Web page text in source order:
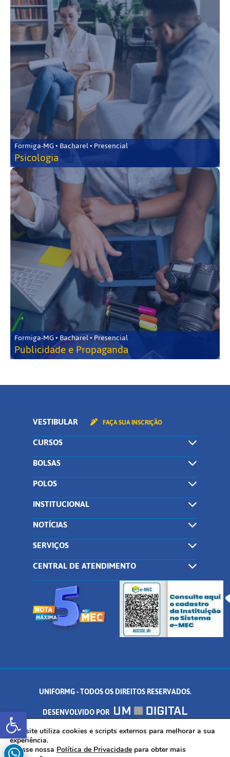
Abrir a barra de ferramentas
Formiga-MG • Bacharel • Presencial
Psicologia
Formiga-MG • Bacharel • Presencial
Publicidade e Propaganda
VESTIBULAR FAÇA SUA INSCRIÇÃO
CURSOS
BOLSAS
POLOS
INSTITUCIONAL
NOTÍCIAS
SERVIÇOS
CENTRAL DE ATENDIMENTO
UNIFORMG - TODOS OS DIREITOS RESERVADOS.
DESENVOLVIDO POR
AV. DR. ARNALDO DE SENNA, 328 - PALMEIRAS, FORMIGA/MG - CEP:
35.574.530
Este site utiliza cookies e scripts externos para melhorar a sua
experiência.
Acesse nossa Política de Privacidade para obter mais